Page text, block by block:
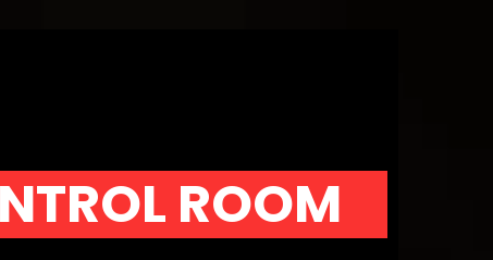
ROOM